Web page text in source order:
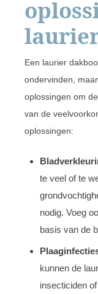
Een laurier
ondervinden,
oplossingen om
van de
oplossingen:
te veel of te
nodig. Voeg
basis van de
kunnen de
insecticiden